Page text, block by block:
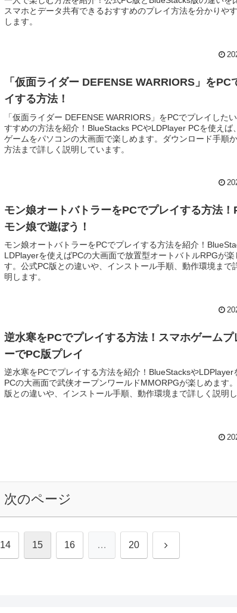
スマホとデータ共有できるおすすめのプレイ方法を分かりや
します。
「仮面ライダー DEFENSE WARRIORS」をPC
イする方法！
「仮面ライダー DEFENSE WARRIORS」をPCでプレイした
すすめの方法を紹介！BlueStacks PCやLDPlayer PCを使えば
ゲームをパソコンの大画面で楽しめます。ダウンロード手順
方法まで詳しく説明しています。
モン娘オートバトラーをPCでプレイする方法！
モン娘で遊ぼう！
モン娘オートバトラーをPCでプレイする方法を紹介！
LDPlayerを使えばPCの大画面で放置型オートバトルRPGが楽
す。公式PC版との違いや、インストール手順、動作環境まで
明します。
逆水寒をPCでプレイする方法！スマホゲームプ
ーでPC版プレイ
逆水寒をPCでプレイする方法を紹介！BlueStacksやLDPlayer
PCの大画面で武侠オープンワールドMMORPGが楽しめます
版との違いや、インストール手順、動作環境まで詳しく説明し
次のページ
14 15 16 … 20 次